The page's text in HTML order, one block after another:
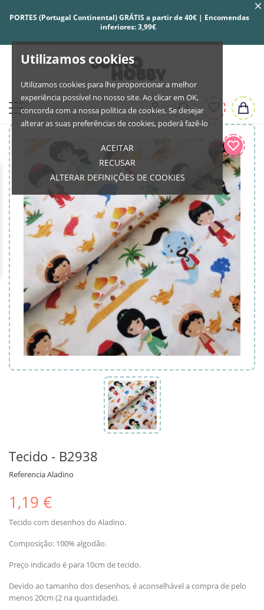
Utilizamos cookies
Utilizamos cookies para lhe proporcionar a melhor
experiência possível no nosso site. Ao clicar em OK,
concorda com a nossa política de cookies. Se desejar
alterar as suas preferências de cookies, poderá fazê-lo
ACEITAR
RECUSAR
ALTERAR DEFINIÇÕES DE COOKIES
PORTES (Portugal Continental) GRÁTIS a partir de 40€ | Encomendas
inferiores: 3,99€
Tecido - B2938
ReferenciaAladino
1,19 €
Tecido com desenhos do Aladino.
Composição: 100% algodão.
Preço indicado é para 10cm de tecido.
Devido ao tamanho dos desenhos, é aconselhável a compra de pelo
menos 20cm (2 na quantidade).